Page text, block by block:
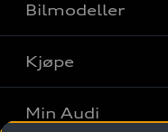
Bilmodeller
Finn din Audi
Sammenlign
Kjøpe
Kjøpshjelp
Min Audi